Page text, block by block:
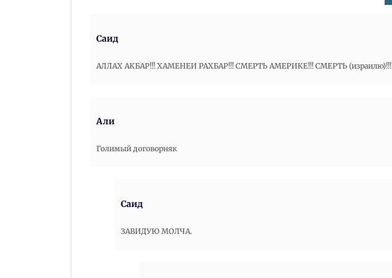
Саид
АЛЛАХ АКБАР!!! ХАМЕНЕИ РАХБАР!!! СМЕРТЬ АМЕРИКЕ!!! СМЕРТЬ (израилю)!!!
Али
Голимый договорняк
Саид
ЗАВИДУЮ МОЛЧА.